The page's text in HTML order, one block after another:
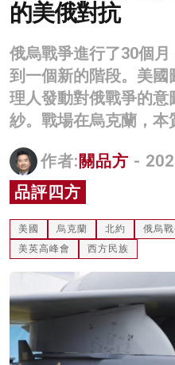
商業
科技
影片
名家榜
灼見活動
關於我們
的美俄對抗
俄烏戰爭進行了30個
到一個新的階段。美
理人發動對俄戰爭的
紗。戰場在烏克蘭，本
作者: 關品方 -
品評四方
美國 烏克蘭 北約 俄烏
美英高峰會
西方民族